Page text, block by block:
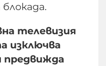
телевизия
изключва
предвижда